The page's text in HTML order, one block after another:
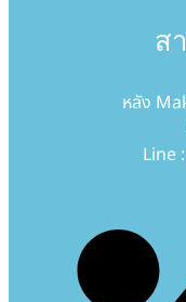
ส
หลัง
Line